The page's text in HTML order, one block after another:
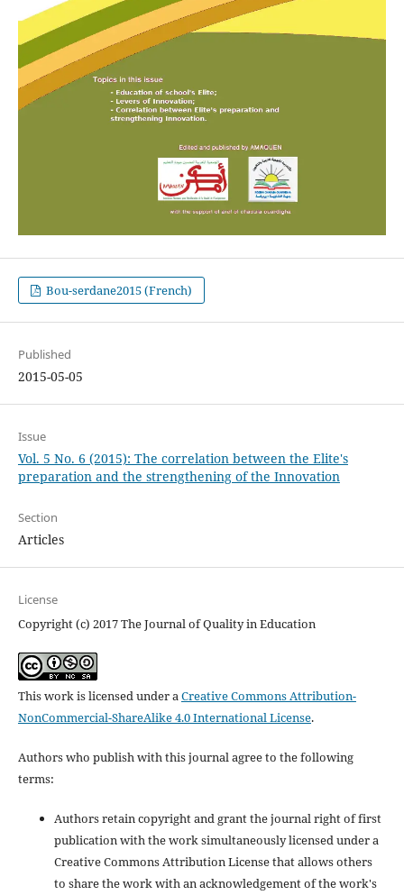
Bou-serdane2015 (French)
Published
2015-05-05
Issue
Vol. 5 No. 6 (2015): The correlation between the Elite's
preparation and the strengthening of the Innovation
Section
Articles
License
Copyright (c) 2017 The Journal of Quality in Education
This work is licensed under aCreative Commons Attribution-
NonCommercial-ShareAlike 4.0 International License.
Authors who publish with this journal agree to the following
terms:
Authors retain copyright and grant the journal right of first
publication with the work simultaneously licensed under a
Creative Commons Attribution License that allows others
to share the work with an acknowledgement of the work's